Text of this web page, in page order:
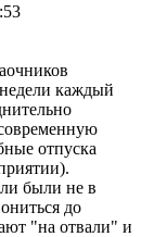
каждый
отпуска
были не в
до
"на отвали" и